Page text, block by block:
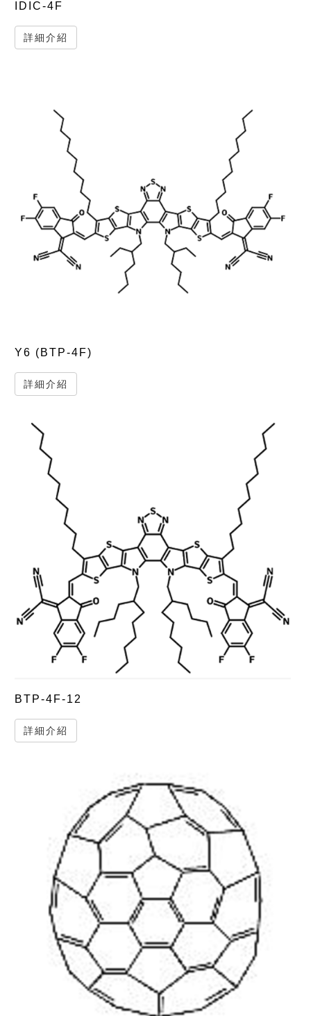
IDIC-4F
詳細介紹
Y6 (BTP-4F)
詳細介紹
BTP-4F-12
詳細介紹